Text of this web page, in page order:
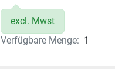
excl. Mwst
Verfügbare Menge: 1